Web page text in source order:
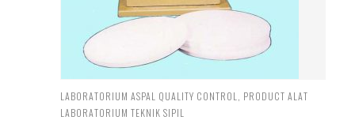
LABORATORIUM ASPAL QUALITY CONTROL
PRODUCT ALAT
LABORATORIUM TEKNIK SIPIL